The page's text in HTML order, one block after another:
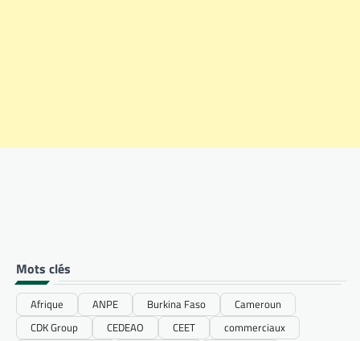
Mots clés
Afrique ANPE Burkina Faso
Cameroun
CDK Group
CEDEAO CEET
commerciaux